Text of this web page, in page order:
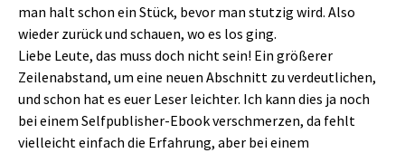
man halt schon ein Stück, bevor man stutzig wird. Also
wieder zurück und schauen, wo es los ging.
Liebe Leute, das muss doch nicht sein! Ein größerer
Zeilenabstand, um eine neuen Abschnitt zu verdeutlichen,
und schon hat es euer Leser leichter. Ich kann dies ja noch
bei einem Selfpublisher-Ebook verschmerzen, da fehlt
vielleicht einfach die Erfahrung, aber bei einem